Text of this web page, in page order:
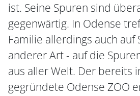
ist. Seine Spuren sind
gegenwärtig. In Odense
Familie allerdings auch auf
anderer Art - auf die
aus aller Welt. Der bereits
gegründete Odense ZOO